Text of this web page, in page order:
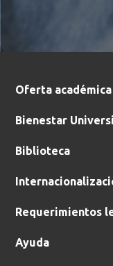
Oferta académica
Bienestar
Biblioteca
Requerimientos
Ayuda